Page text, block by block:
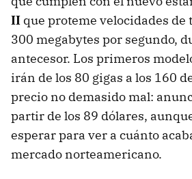
II que proteme velocidades
300 megabytes por segundo,
antecesor. Los primeros
irán de los 80 gigas a los 160
precio no demasido mal:
partir de los 89 dólares,
esperar para ver a cuánto
mercado norteamericano.